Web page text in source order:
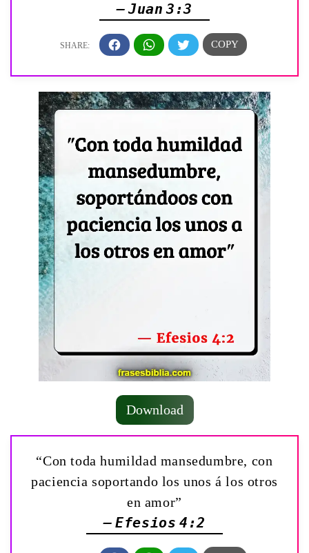
— Juan 3:3
Download
“Con toda humildad mansedumbre, con
paciencia soportando los unos á los otros
en amor”
— Efesios 4:2